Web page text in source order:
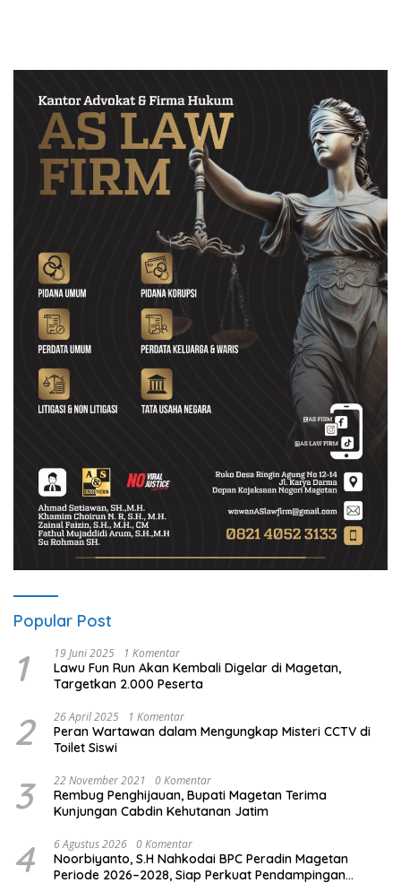
Popular Post
1 19 Juni 2025 1 Komentar
Lawu Fun Run Akan Kembali Digelar di Magetan,
Targetkan 2.000 Peserta
2 26 April 2025 1 Komentar
Peran Wartawan dalam Mengungkap Misteri CCTV di
Toilet Siswi
3 22 November 2021 0 Komentar
Rembug Penghijauan, Bupati Magetan Terima
Kunjungan Cabdin Kehutanan Jatim
4 6 Agustus 2026 0 Komentar
Noorbiyanto, S.H Nahkodai BPC Peradin Magetan
Periode 2026–2028, Siap Perkuat Pendampingan